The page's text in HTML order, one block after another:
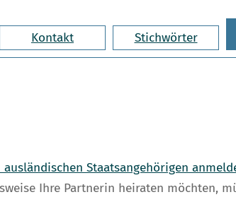
Kontakt Stichwörter
Staatsangehörigen
Ihre Partnerin heiraten möchten,